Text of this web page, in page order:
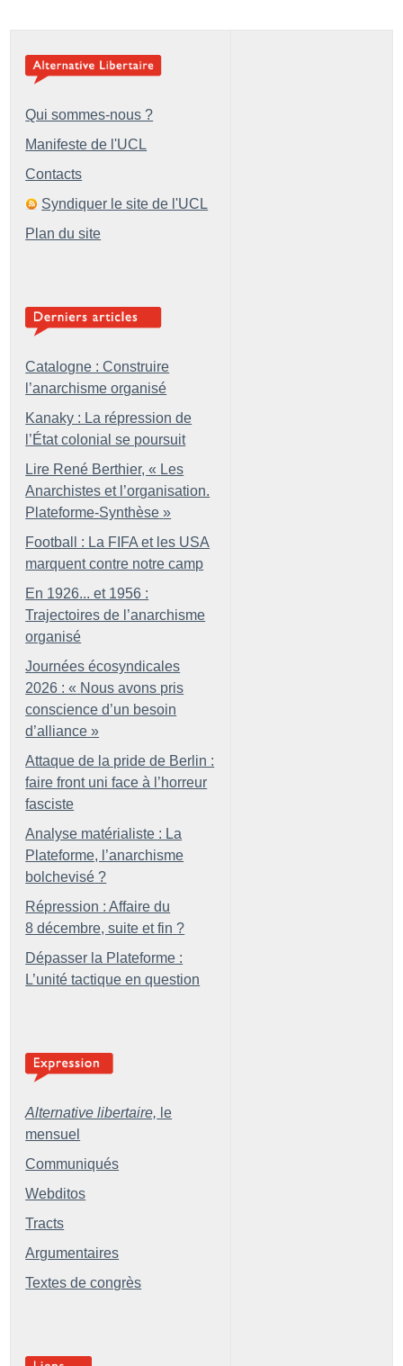
Qui sommes-nous ?
Manifeste de l'UCL
Contacts
Syndiquer le site de l'UCL
Plan du site
Catalogne : Construire
l’anarchisme organisé
Kanaky : La répression de
l’État colonial se poursuit
Lire René Berthier, « Les
Anarchistes et l’organisation.
Plateforme-Synthèse »
Football : La FIFA et les USA
marquent contre notre camp
En 1926... et 1956 :
Trajectoires de l’anarchisme
organisé
Journées écosyndicales
2026 : « Nous avons pris
conscience d’un besoin
d’alliance »
Attaque de la pride de Berlin :
faire front uni face à l’horreur
fasciste
Analyse matérialiste : La
Plateforme, l’anarchisme
bolchevisé ?
Répression : Affaire du
8 décembre, suite et fin ?
Dépasser la Plateforme :
L’unité tactique en question
Alternative libertaire, le
mensuel
Communiqués
Webditos
Tracts
Argumentaires
Textes de congrès